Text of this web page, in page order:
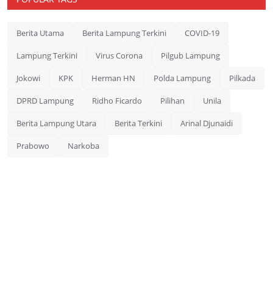
Berita Utama Berita Lampung Terkini COVID-19
Lampung Terkini Virus Corona Pilgub Lampung
Jokowi KPK Herman HN Polda Lampung Pilkada
DPRD Lampung Ridho Ficardo Pilihan Unila
Berita Lampung Utara Berita Terkini Arinal Djunaidi
Prabowo Narkoba